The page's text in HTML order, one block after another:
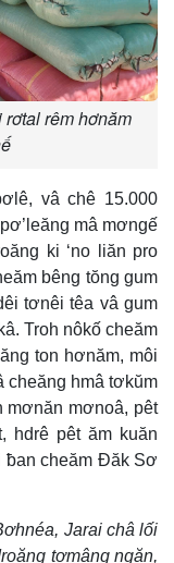
rêm hơnăm
vâ chê 15.000
mâ mơngế
ki ‘no liăn pro
bêng tŏng gum
tơnêi têa vâ gum
Troh nôkố cheăm
ton hơnăm, môi
cheăng hmâ tơkŭm
mơnăn mơnoâ, pêt
hdrê pêt ăm kuăn
ƀan cheăm Đăk Sơ
Jarai châ lối
tơmâng ngăn,